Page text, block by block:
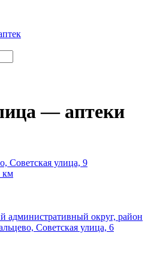
— аптеки
Советская улица, 9
км
административный округ, район
Советская улица, 6